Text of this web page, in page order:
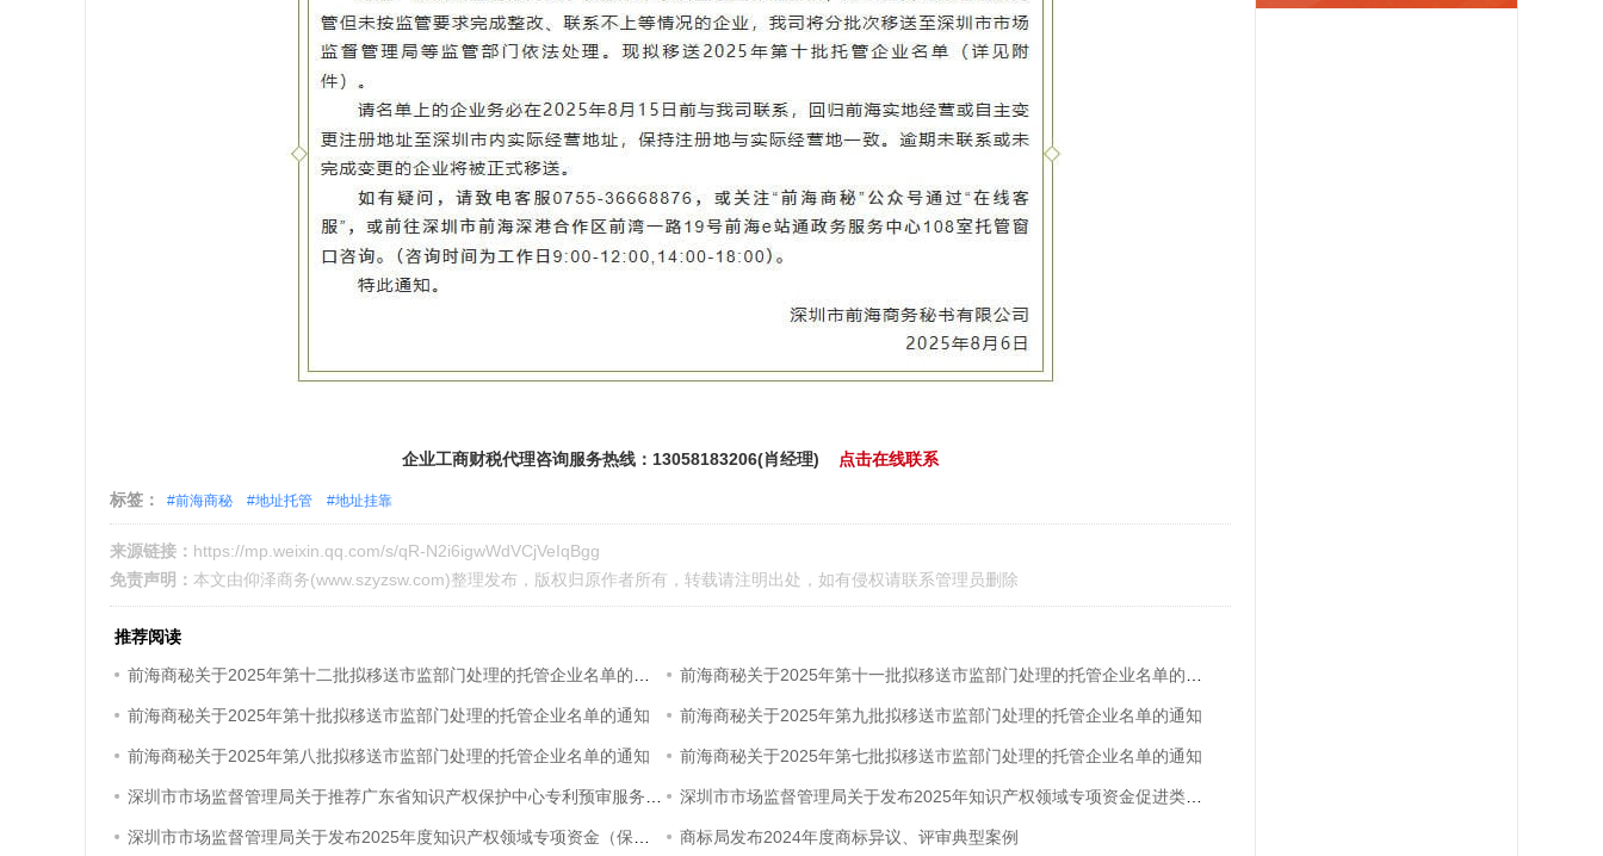
企业工商财税代理咨询服务热线：13058183206(肖经理) 点击在线联系
标签： #前海商秘 #地址托管 #地址挂靠
来源链接： https://mp.weixin.qq.com/s/qR-N2i6igwWdVCjVeIqBgg
免责声明： 本文由仰泽商务(www.szyzsw.com)整理发布，版权归原作者所有，转载请注明出处，如有侵权请联系管理员删除
推荐阅读
前海商秘关于2025年第十批拟移送市监部门处理的托管企业名单的通知 前海商秘关于2025年第九批拟移送市监部门处理的托管企业名单的通知
前海商秘关于2025年第八批拟移送市监部门处理的托管企业名单的通知 前海商秘关于2025年第七批拟移送市监部门处理的托管企业名单的通知
商标局发布2024年度商标异议、评审典型案例